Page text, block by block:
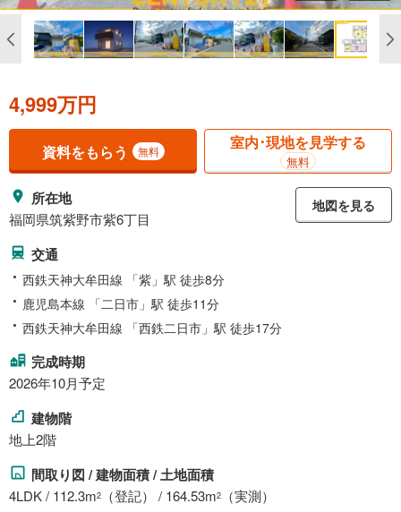
4,999万円
資料をもらう 無料 室内･現地を見学する
無料
所在地
福岡県筑紫野市紫6丁目
地図を見る
交通
西鉄天神大牟田線 「紫」駅 徒歩8分
鹿児島本線 「二日市」駅 徒歩11分
西鉄天神大牟田線 「西鉄二日市」駅 徒歩17分
完成時期
2026年10月予定
建物階
地上2階
間取り図 / 建物面積 / 土地面積
4LDK / 112.3m2 （登記） / 164.53m2 （実測）